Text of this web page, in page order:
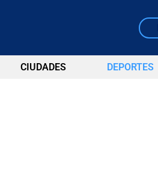
CIUDADES DEPORTES